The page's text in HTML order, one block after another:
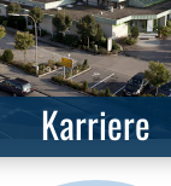
Karriere